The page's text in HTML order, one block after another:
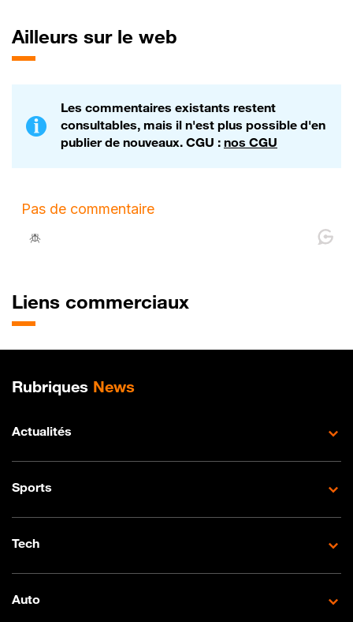
Ailleurs sur le web
Les commentaires existants restent
consultables, mais il n'est plus possible d'en
publier de nouveaux. CGU : nos CGU
Liens commerciaux
Plan de site
Rubriques News
Actualités
Sports
Tech
Auto